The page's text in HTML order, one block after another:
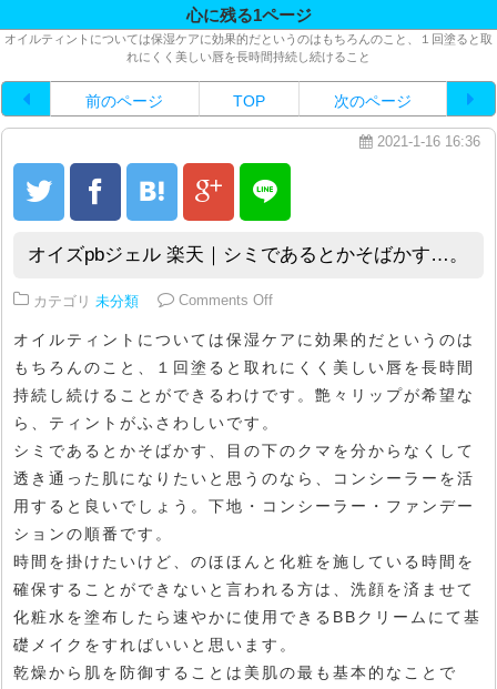
心に残る1ページ
オイルティントについては保湿ケアに効果的だというのはもちろんのこと、１回塗ると取
れにくく美しい唇を長時間持続し続けること
前のページ TOP 次のページ
2021-1-16 16:36
オイズpbジェル 楽天｜シミであるとかそばかす…。
カテゴリ 未分類 Comments Offon オイズpbジェル 楽天｜シミで
オイルティントについては保湿ケアに効果的だというのは
もちろんのこと、１回塗ると取れにくく美しい唇を長時間
持続し続けることができるわけです。艶々リップが希望な
ら、ティントがふさわしいです。
シミであるとかそばかす、目の下のクマを分からなくして
透き通った肌になりたいと思うのなら、コンシーラーを活
用すると良いでしょう。下地・コンシーラー・ファンデー
ションの順番です。
時間を掛けたいけど、のほほんと化粧を施している時間を
確保することができないと言われる方は、洗顔を済ませて
化粧水を塗布したら速やかに使用できるBBクリームにて基
礎メイクをすればいいと思います。
乾燥から肌を防御することは美肌の最も基本的なことで